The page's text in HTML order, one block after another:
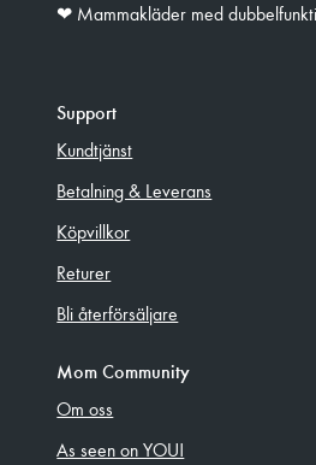
❤︎ Mammakläder med
Support
Kundtjänst
Betalning & Leverans
Köpvillkor
Returer
Bli återförsäljare
Mom Community
Om oss
As seen on YOU!